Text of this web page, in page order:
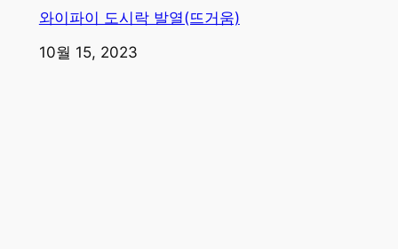
와이파이 도시락 발열(뜨거움)
일자
10월 15, 2023